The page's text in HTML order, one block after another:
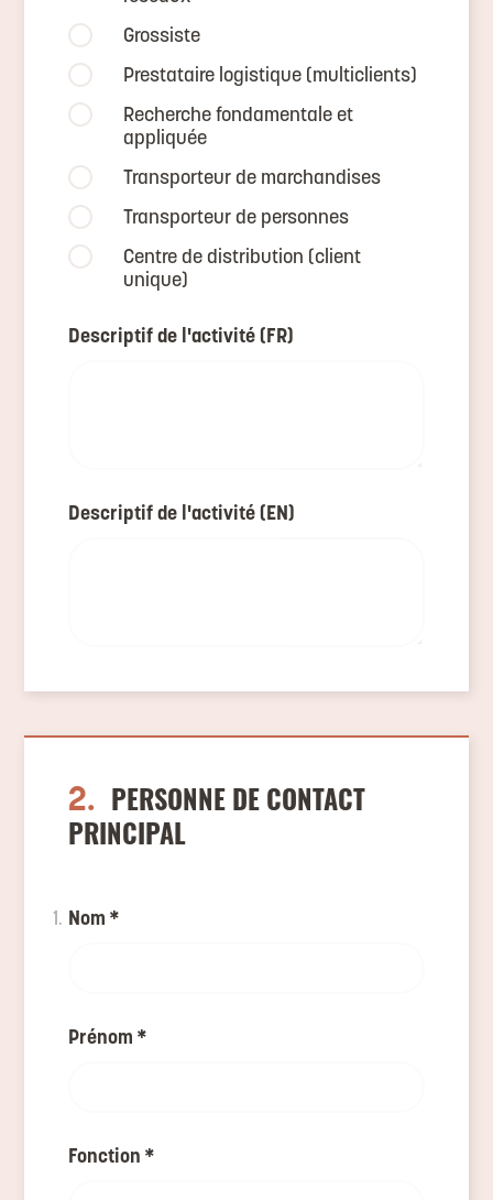
Grossiste
Prestataire logistique (multiclients)
Recherche fondamentale et
appliquée
Transporteur de marchandises
Transporteur de personnes
Centre de distribution (client
unique)
Descriptif de l'activité (FR)
Descriptif de l'activité (EN)
2.
PERSONNE DE CONTACT
PRINCIPAL
Nom *
Prénom *
Fonction *